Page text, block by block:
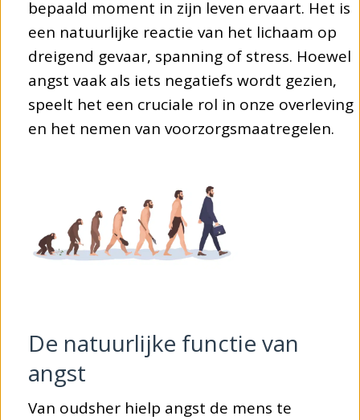
bepaald moment in zijn leven ervaart. Het is
een natuurlijke reactie van het lichaam op
dreigend gevaar, spanning of stress. Hoewel
angst vaak als iets negatiefs wordt gezien,
speelt het een cruciale rol in onze overleving
en het nemen van voorzorgsmaatregelen.
De natuurlijke functie van
angst
Van oudsher hielp angst de mens te